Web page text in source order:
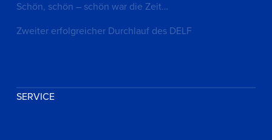
Schön, schön – schön war die Zeit…
Zweiter erfolgreicher Durchlauf des DELF
SERVICE